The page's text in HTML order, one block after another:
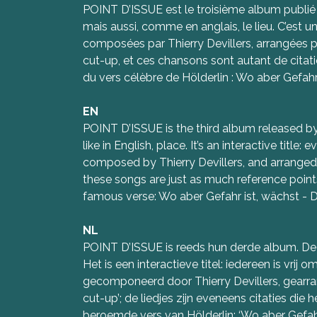
POINT D’ISSUE est le troisième album
mais aussi, comme en anglais, le lieu. C’est
composées par Thierry Devillers, arrangées
cut-up, et ces chansons sont autant de
du vers célèbre de Hölderlin : Wo aber
EN
POINT D’ISSUE is the third album released
like in English, place. It’s an interactive
composed by Thierry Devillers, and
these songs are just as much reference
famous verse: Wo aber Gefahr ist, wächst -
NL
POINT D’ISSUE is reeds hun derde album.
Het is een interactieve titel: iedereen is vrij
gecomponeerd door Thierry Devillers,
cut-up’; de liedjes zijn eveneens citaties die